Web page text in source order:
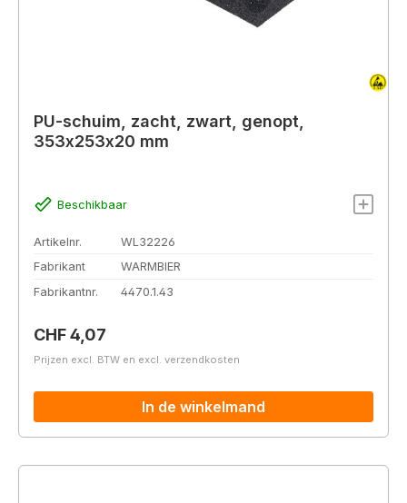
PU-schuim, zacht, zwart, genopt,
353x253x20 mm
Beschikbaar
Artikelnr.
WL32226
Fabrikant
WARMBIER
Fabrikantnr.
4470.1.43
Normale prijs:
CHF 4,07
Prijzen excl. BTW en excl. verzendkosten
In de winkelmand